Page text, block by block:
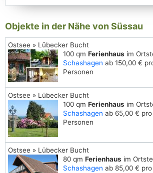
Objekte in der Nähe von Süssau
Ostsee » Lübecker Bucht
100 qm Ferienhaus im
Schashagen ab 150,00 €
Personen
Ostsee » Lübecker Bucht
100 qm Ferienhaus im
Schashagen ab 65,00 €
Personen
Ostsee » Lübecker Bucht
80 qm Ferienhaus im
Schashagen ab 85,00 €